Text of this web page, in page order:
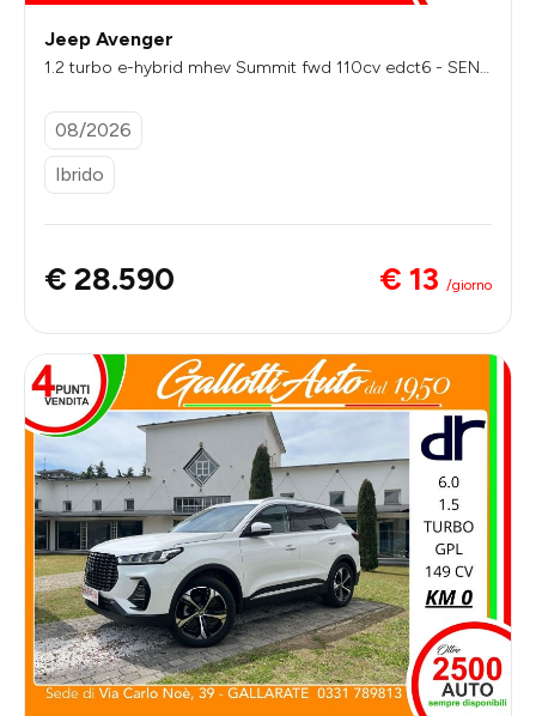
Jeep Avenger
1.2 turbo e-hybrid mhev Summit fwd 110cv edct6 - SENZ
08/2026
Ibrido
€ 28.590 € 13 /giorno